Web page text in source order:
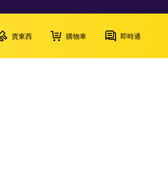
賣東西 購物車 即時通